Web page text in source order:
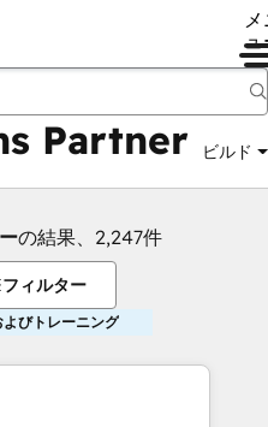
ュ
Partner ビルド
の結果、2,247件
フィルター
びトレーニング